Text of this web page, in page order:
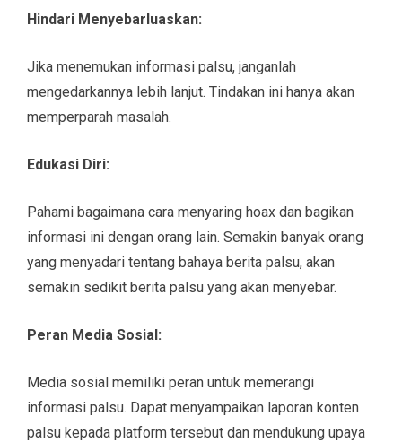
Hindari Menyebarluaskan:
Jika menemukan informasi palsu, janganlah
mengedarkannya lebih lanjut. Tindakan ini hanya akan
memperparah masalah.
Edukasi Diri:
Pahami bagaimana cara menyaring hoax dan bagikan
informasi ini dengan orang lain. Semakin banyak orang
yang menyadari tentang bahaya berita palsu, akan
semakin sedikit berita palsu yang akan menyebar.
Peran Media Sosial:
Media sosial memiliki peran untuk memerangi
informasi palsu. Dapat menyampaikan laporan konten
palsu kepada platform tersebut dan mendukung upaya